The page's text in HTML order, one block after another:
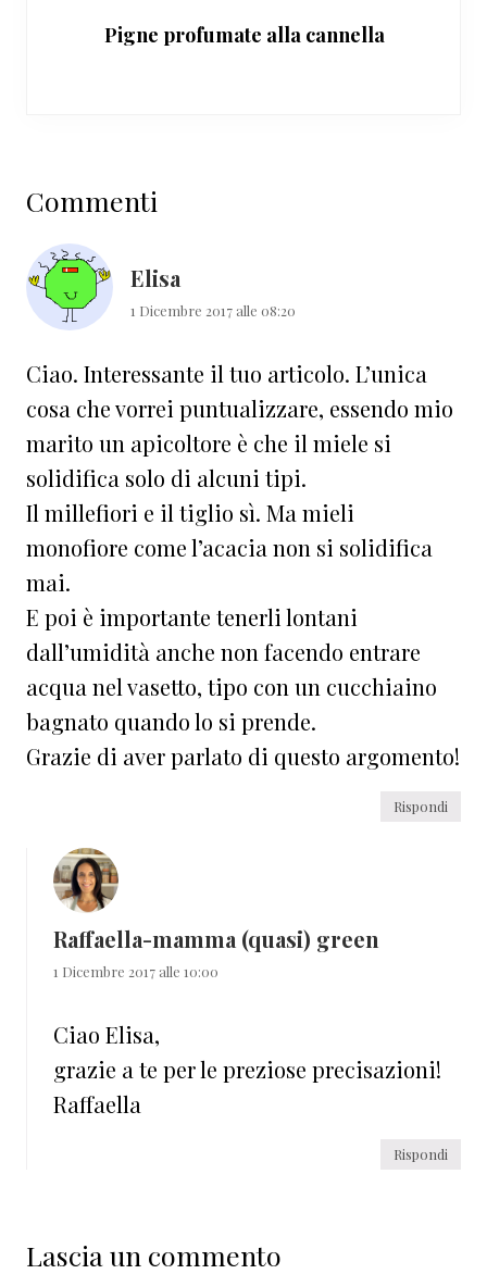
Pigne profumate alla cannella
del
lettore
Commenti
Elisa
1 Dicembre 2017 alle 08:20
Ciao. Interessante il tuo articolo. L’unica
cosa che vorrei puntualizzare, essendo mio
marito un apicoltore è che il miele si
solidifica solo di alcuni tipi.
Il millefiori e il tiglio sì. Ma mieli
monofiore come l’acacia non si solidifica
mai.
E poi è importante tenerli lontani
dall’umidità anche non facendo entrare
acqua nel vasetto, tipo con un cucchiaino
bagnato quando lo si prende.
Grazie di aver parlato di questo argomento!
Rispondi
Raffaella-mamma (quasi) green
1 Dicembre 2017 alle 10:00
Ciao Elisa,
grazie a te per le preziose precisazioni!
Raffaella
Rispondi
Lascia un commento